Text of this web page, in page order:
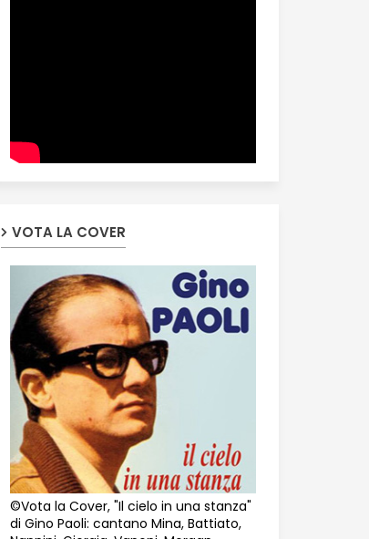
VOTA LA COVER
©Vota la Cover, "Il cielo in una stanza"
di Gino Paoli: cantano Mina, Battiato,